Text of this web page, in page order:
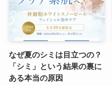
なぜ夏のシミは目立つの？
「シミ」という結果の裏に
ある本当の原因